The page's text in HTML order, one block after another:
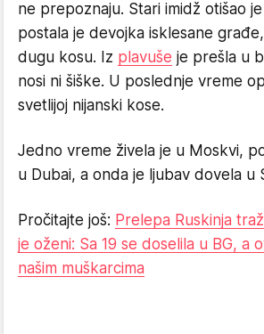
ne prepoznaju. Stari imidž otišao
postala je devojka isklesane
dugu kosu. Iz plavuše je prešla u
nosi ni šiške. U poslednje vreme
svetlijoj nijanski kose.
Jedno vreme živela je u Moskvi,
u Dubai, a onda je ljubav dovela u
Pročitajte još: Prelepa Ruskinja
je oženi: Sa 19 se doselila u BG, a
našim muškarcima